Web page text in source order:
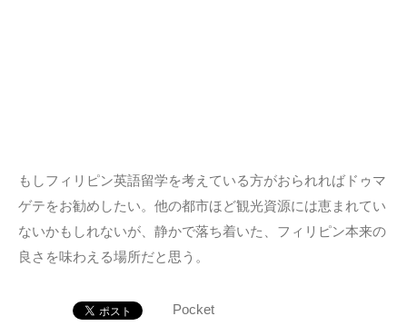
もしフィリピン英語留学を考えている方がおられればドゥマ
ゲテをお勧めしたい。他の都市ほど観光資源には恵まれてい
ないかもしれないが、静かで落ち着いた、フィリピン本来の
良さを味わえる場所だと思う。
Pocket